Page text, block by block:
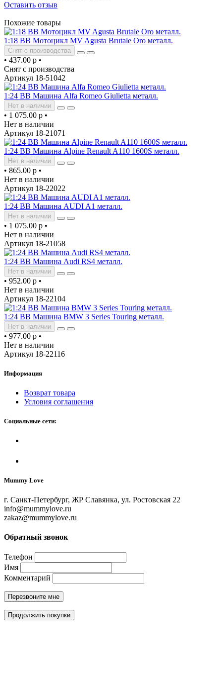
Оставить отзыв
Похожие товары
1:18 BB Мотоцикл MV Agusta Brutale Oro металл.
Снят с производства
• 437.00 р •
Снят с производства
Артикул 18-51042
1:24 BB Машина Alfa Romeo Giulietta металл.
Нет в наличии
• 1 075.00 р •
Нет в наличии
Артикул 18-21071
1:24 BB Машина Alpine Renault A110 1600S металл.
Нет в наличии
• 865.00 р •
Нет в наличии
Артикул 18-22022
1:24 BB Машина AUDI A1 металл.
Нет в наличии
• 1 075.00 р •
Нет в наличии
Артикул 18-21058
1:24 BB Машина Audi RS4 металл.
Нет в наличии
• 952.00 р •
Нет в наличии
Артикул 18-22104
1:24 BB Машина BMW 3 Series Touring металл.
Нет в наличии
• 977.00 р •
Нет в наличии
Артикул 18-22116
Информация
Возврат товара
Условия соглашения
Социальные сети:
Mummy Love
г. Санкт-Петербург, ЖР Славянка, ул. Ростовская 22
info@mummylove.ru
zakaz@mummylove.ru
Обратный звонок
Телефон
Имя
Комментарий
Перезвоните мне
Продолжить покупки